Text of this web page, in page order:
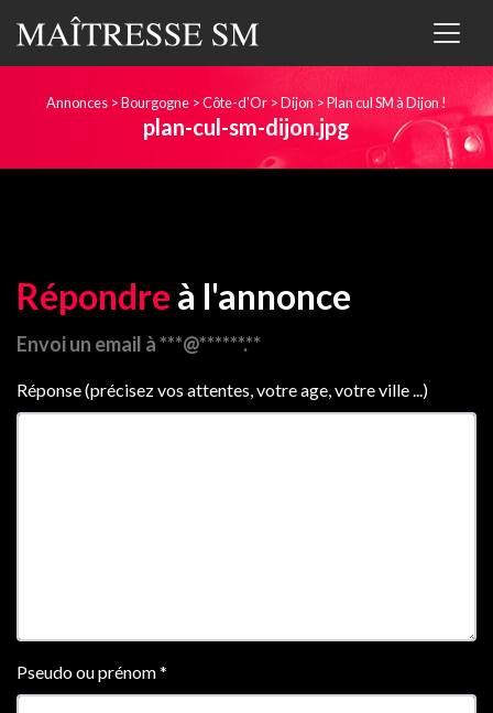
Annonces >Bourgogne >Côte-d'Or >Dijon >Plan cul SM à Dijon !
plan-cul-sm-dijon.jpg
Répondre à l'annonce
Envoi un email à ***@******.**
Réponse (précisez vos attentes, votre age, votre ville ...)
Pseudo ou prénom*